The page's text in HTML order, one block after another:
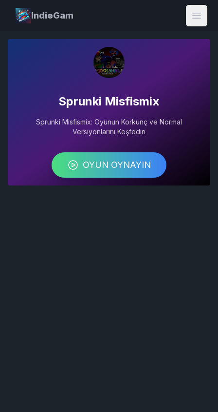
IndieGam
Open
Sprunki Misfismix
Sprunki Misfismix: Oyunun Korkunç ve Normal
Versiyonlarını Keşfedin
OYUN OYNAYIN